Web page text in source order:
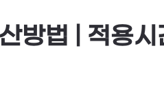
방법 | 적용